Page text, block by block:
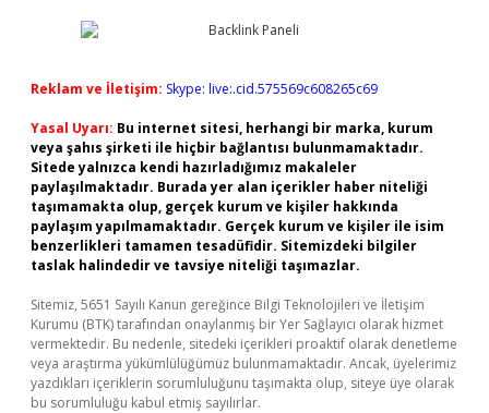
Reklam ve İletişim: Skype: live:.cid.575569c608265c69
Yasal Uyarı: Bu internet sitesi, herhangi bir marka, kurum
veya şahıs şirketi ile hiçbir bağlantısı bulunmamaktadır.
Sitede yalnızca kendi hazırladığımız makaleler
paylaşılmaktadır. Burada yer alan içerikler haber niteliği
taşımamakta olup, gerçek kurum ve kişiler hakkında
paylaşım yapılmamaktadır. Gerçek kurum ve kişiler ile isim
benzerlikleri tamamen tesadüfidir. Sitemizdeki bilgiler
taslak halindedir ve tavsiye niteliği taşımazlar.
Sitemiz, 5651 Sayılı Kanun gereğince Bilgi Teknolojileri ve İletişim
Kurumu (BTK) tarafından onaylanmış bir Yer Sağlayıcı olarak hizmet
vermektedir. Bu nedenle, sitedeki içerikleri proaktif olarak denetleme
veya araştırma yükümlülüğümüz bulunmamaktadır. Ancak, üyelerimiz
yazdıkları içeriklerin sorumluluğunu taşımakta olup, siteye üye olarak
bu sorumluluğu kabul etmiş sayılırlar.